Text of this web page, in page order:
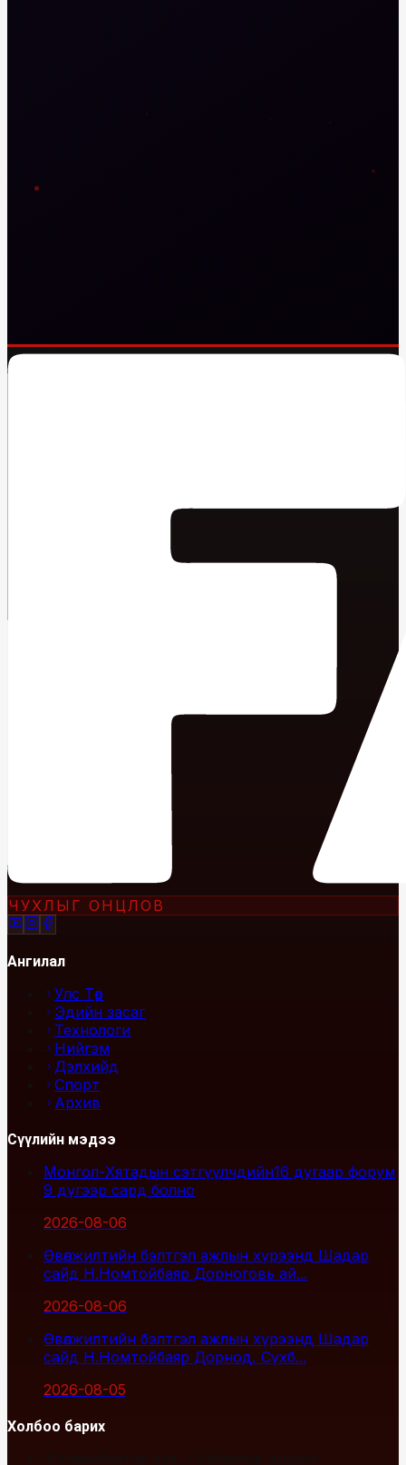
ЧУХЛЫГ ОНЦЛОВ
Ангилал
Улс Төр
Эдийн засаг
Технологи
Нийгэм
Дэлхийд
Спорт
Архив
Сүүлийн мэдээ
Монгол-Хятадын сэтгүүлчдийн16 дугаар форум
9 дүгээр сард болно
2026-08-06
Өвөлжилтийн бэлтгэл ажлын хүрээнд Шадар
сайд Н.Номтойбаяр Дорноговь ай...
2026-08-06
Өвөлжилтийн бэлтгэл ажлын хүрээнд Шадар
сайд Н.Номтойбаяр Дорнод, Сүхб...
2026-08-05
Холбоо барих